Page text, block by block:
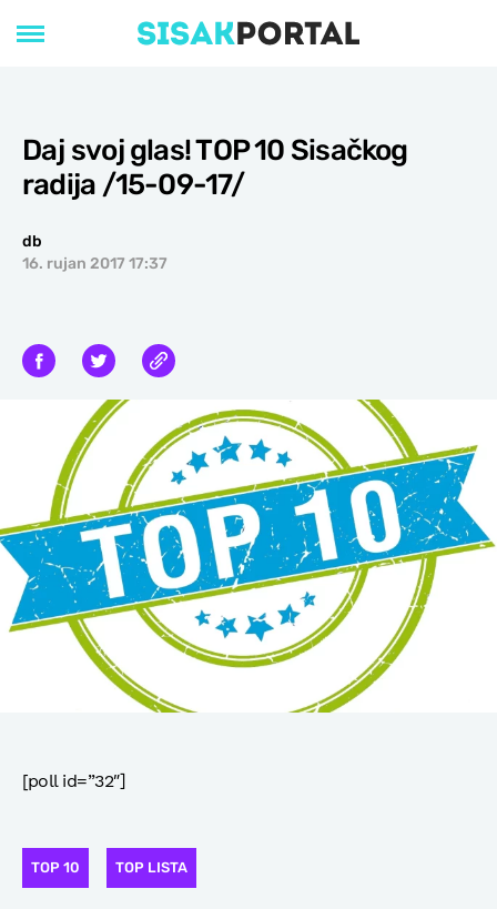
Daj svoj glas! TOP 10 Sisačkog
radija /15-09-17/
db
16. rujan 2017 17:37
[poll id=”32″]
TOP 10 TOP LISTA